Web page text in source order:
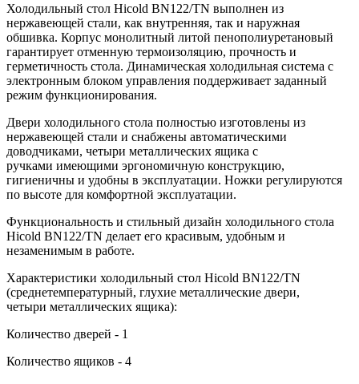
Холодильный стол Hicold BN122/TN выполнен из
нержавеющей стали, как внутренняя, так и наружная
обшивка. Корпус монолитный литой пенополиуретановый
гарантирует отменную термоизоляцию, прочность и
герметичность стола. Динамическая холодильная система с
электронным блоком управления поддерживает заданный
режим функционирования.
Двери холодильного стола полностью изготовлены из
нержавеющей стали и снабжены автоматическими
доводчиками, четыри металлических ящика с
ручками имеющими эргономичную конструкцию,
гигиеничны и удобны в эксплуатации. Ножки регулируются
по высоте для комфортной эксплуатации.
Функциональность и стильный дизайн холодильного стола
Hicold BN122/TN делает его красивым, удобным и
незаменимым в работе.
Характеристики холодильный стол Hicold BN122/TN
(среднетемпературный, глухие металлические двери,
четыри металлических ящика):
Количество дверей - 1
Количество ящиков - 4